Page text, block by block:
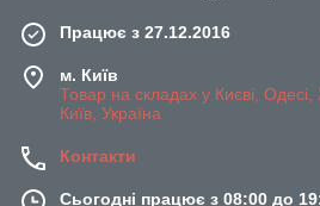
Працює з 27.12.2016
м. Київ
Товар на складах у Києві, Одесі,
Київ, Україна
Контакти
Сьогодні працює з 08:00 до